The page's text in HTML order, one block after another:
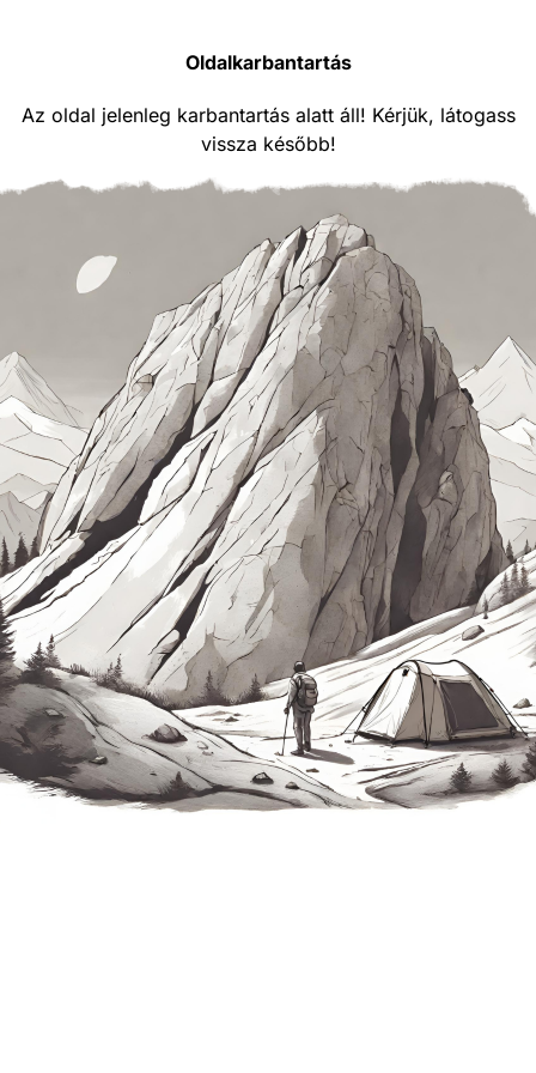
Oldalkarbantartás
Az oldal jelenleg karbantartás alatt áll! Kérjük, látogass
vissza később!